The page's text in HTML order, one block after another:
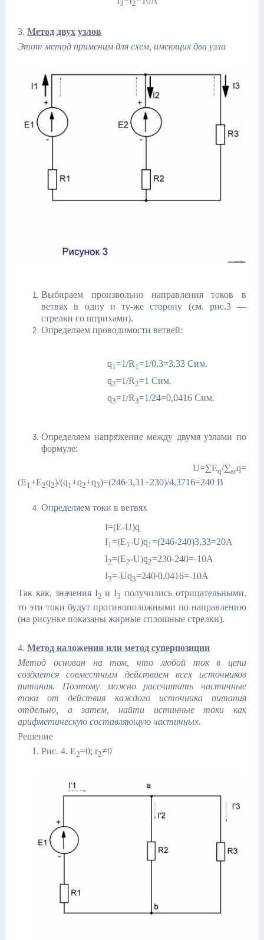
3 2
3. Метод двух узлов
Этот метод применим для схем, имеющих два узла
Выбираем произвольно направления токов в
ветвях в одну и ту-же сторону (см. рис.3 —
стрелки со штрихами).
Определяем проводимости ветвей:
q1 =1/R 1 =1/0,3=3,33 Сим.
q2=1/R2=1 Сим.
q3=1/R3=1/24=0,0416 Сим.
Определяем напряжение между двумя узлами по
формуле:
U=∑Eq/∑arq=
(E1+E2q2)/(q1+q2+q3)=(246∙3,31+230)/4,3716=240 В
Определяем токи в ветвях
I=(E-U)q
I1 =(E1 -U)q1 =(246-240)3,33=20A
I2=(E2-U)q2=230-240=-10A
I3=-Uq3=240∙0,0416=-10А
Так как, значения I2 и I3 получились отрицательными,
то эти токи будут противоположными по направлению
(на рисунке показаны жирные сплошные стрелки).
4. Метод наложения или метод суперпозиции
Метод основан на том, что любой ток в цепи
создается совместным действием всех источников
питания. Поэтому можно рассчитать частичные
токи от действия каждого источника питания
отдельно, а затем, найти истинные токи как
арифметическую составляющую частичных.
Решение
1. Рис. 4. Е2=0; r2≠0